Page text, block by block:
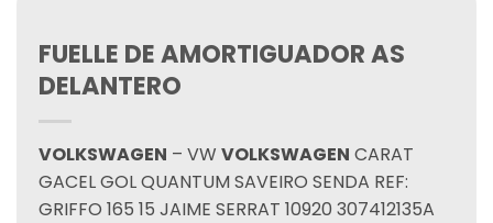
FUELLE DE AMORTIGUADOR AS
DELANTERO
VOLKSWAGEN – VW VOLKSWAGEN CARAT
GACEL GOL QUANTUM SAVEIRO SENDA REF:
GRIFFO 165 15 JAIME SERRAT 10920 307412135A